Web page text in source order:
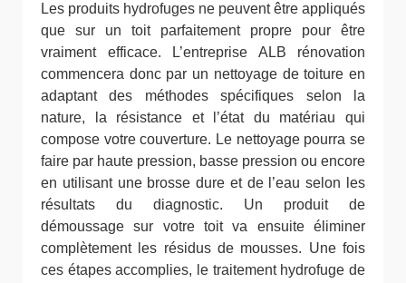
Les produits hydrofuges ne peuvent être appliqués
que sur un toit parfaitement propre pour être
vraiment efficace. L’entreprise ALB rénovation
commencera donc par un nettoyage de toiture en
adaptant des méthodes spécifiques selon la
nature, la résistance et l’état du matériau qui
compose votre couverture. Le nettoyage pourra se
faire par haute pression, basse pression ou encore
en utilisant une brosse dure et de l’eau selon les
résultats du diagnostic. Un produit de
démoussage sur votre toit va ensuite éliminer
complètement les résidus de mousses. Une fois
ces étapes accomplies, le traitement hydrofuge de